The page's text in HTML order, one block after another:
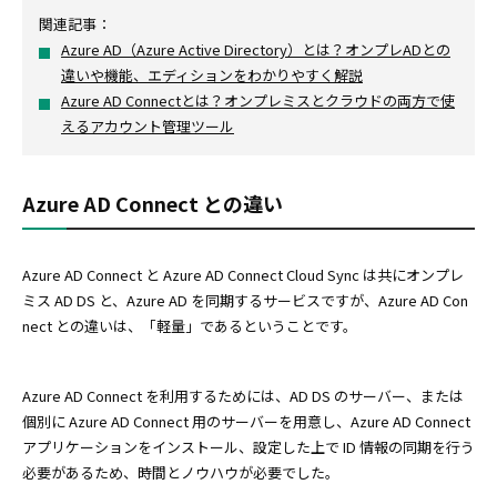
関連記事：
Azure AD（Azure Active Directory）とは？オンプレADとの
違いや機能、エディションをわかりやすく解説
Azure AD Connectとは？オンプレミスとクラウドの両方で使
えるアカウント管理ツール
Azure AD Connect との違い
Azure AD Connect と Azure AD Connect Cloud Sync は共にオンプレ
ミス AD DS と、Azure AD を同期するサービスですが、Azure AD Con
nect との違いは、「軽量」であるということです。
Azure AD Connect を利用するためには、AD DS のサーバー、または
個別に Azure AD Connect 用のサーバーを用意し、Azure AD Connect
アプリケーションをインストール、設定した上で ID 情報の同期を行う
必要があるため、時間とノウハウが必要でした。